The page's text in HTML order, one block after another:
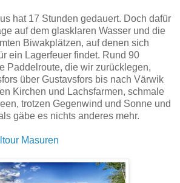
hat 17 Stunden gedauert. Doch dafür
auf dem glasklaren Wasser und die
Biwakplätzen, auf denen sich
ein Lagerfeuer findet. Rund 90
Paddelroute, die wir zurücklegen,
über Gustavsfors bis nach Värwik
Kirchen und Lachsfarmen, schmale
trotzen Gegenwind und Sonne und
gäbe es nichts anderes mehr.
Masuren